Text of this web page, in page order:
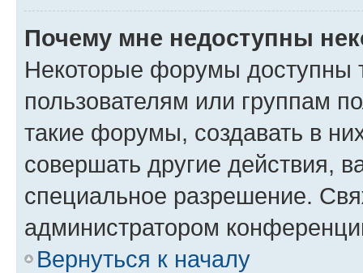
Почему мне недоступны
Некоторые форумы доступны
пользователям или группам
такие форумы, создавать в
совершать другие действия,
специальное разрешение.
администратором
Вернуться к началу